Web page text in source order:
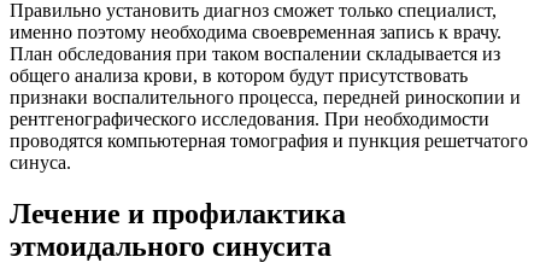
Правильно установить диагноз сможет только специалист,
именно поэтому необходима своевременная запись к врачу​.
План обследования при таком воспалении складывается из
общего анализа крови, в котором будут присутствовать
признаки воспалительного процесса, передней риноскопии и
рентгенографического исследования. При необходимости
проводятся компьютерная томография и пункция решетчатого
синуса.
Лечение и профилактика
этмоидального синусита